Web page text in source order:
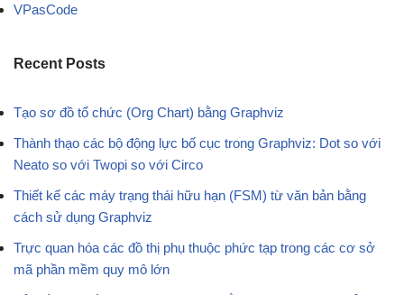
VPasCode
Recent Posts
Tạo sơ đồ tổ chức (Org Chart) bằng Graphviz
Thành thạo các bộ động lực bố cục trong Graphviz: Dot so với
Neato so với Twopi so với Circo
Thiết kế các máy trạng thái hữu hạn (FSM) từ văn bản bằng
cách sử dụng Graphviz
Trực quan hóa các đồ thị phụ thuộc phức tạp trong các cơ sở
mã phần mềm quy mô lớn